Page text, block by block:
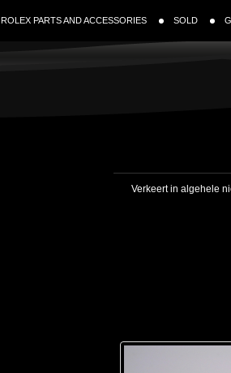
ROLEX PARTS AND ACCESSORIES SOLD
Verkeert in algehele